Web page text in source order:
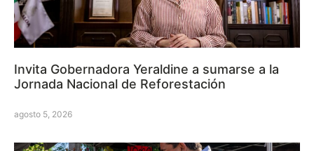
Invita Gobernadora Yeraldine a sumarse a la
Jornada Nacional de Reforestación
agosto 5, 2026